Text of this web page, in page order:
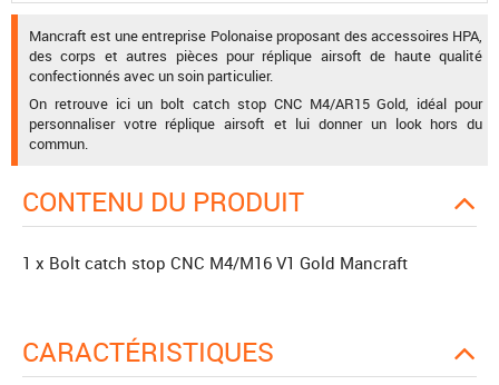
Mancraft est une entreprise Polonaise proposant des accessoires HPA,
des corps et autres pièces pour réplique airsoft de haute qualité
confectionnés avec un soin particulier.
On retrouve ici un bolt catch stop CNC M4/AR15 Gold, idéal pour
personnaliser votre réplique airsoft et lui donner un look hors du
commun.
CONTENU DU PRODUIT
1 x Bolt catch stop CNC M4/M16 V1 Gold Mancraft
CARACTÉRISTIQUES